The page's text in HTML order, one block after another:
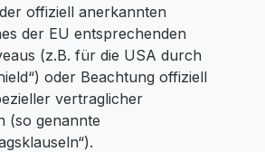
offiziell anerkannten
der EU entsprechenden
(z.B. für die USA durch
oder Beachtung offiziell
vertraglicher
(so genannte